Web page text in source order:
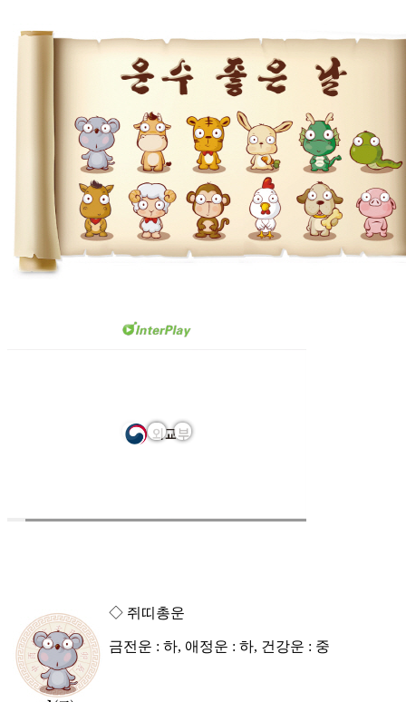
◇ 쥐띠총운
금전운 : 하, 애정운 : 하, 건강운 : 중